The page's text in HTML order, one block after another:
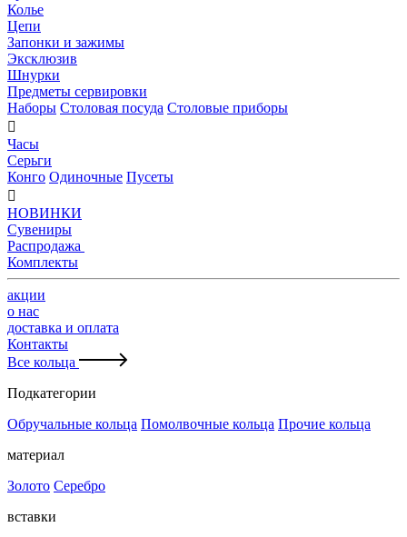
Колье
Цепи
Запонки и зажимы
Эксклюзив
Шнурки
Предметы сервировки
Наборы Столовая посуда Столовые приборы

Часы
Серьги
Конго Одиночные Пусеты

НОВИНКИ
Сувениры
Распродажа
Комплекты
акции
о нас
доставка и оплата
Контакты
Все кольца
Подкатегории
Обручальные кольца Помолвочные кольца Прочие кольца
материал
Золото Серебро
вставки